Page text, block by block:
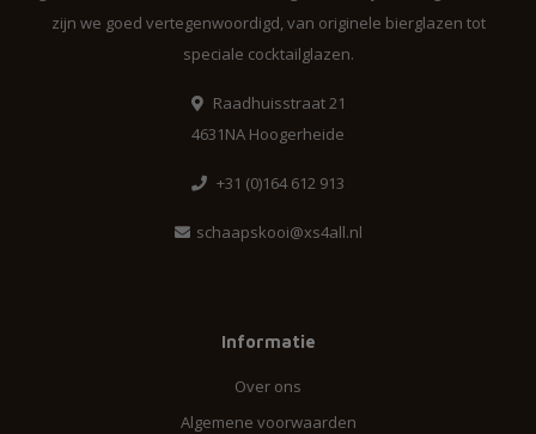
zijn we goed vertegenwoordigd, van originele bierglazen tot
speciale cocktailglazen.
Raadhuisstraat 21
4631NA Hoogerheide
+31 (0)164 612 913
schaapskooi@xs4all.nl
Informatie
Over ons
Algemene voorwaarden